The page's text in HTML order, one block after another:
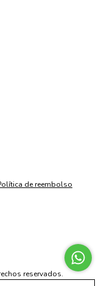
de reembolso
reservados.